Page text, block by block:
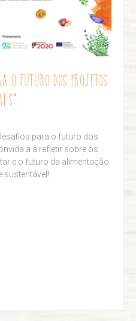
O FUTURO DOS PROJETOS
para o futuro dos
a a refletir sobre os
e o futuro da alimentação
sustentável!